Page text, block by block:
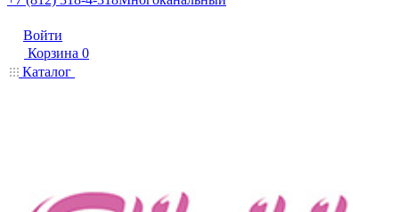
Войти
Корзина 0
Каталог